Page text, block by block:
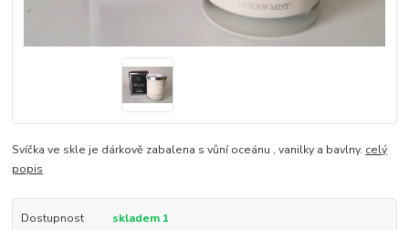
Svíčka ve skle je dárkově zabalena s vůní oceánu , vanilky a bavlny. celý
popis
Dostupnost skladem 1